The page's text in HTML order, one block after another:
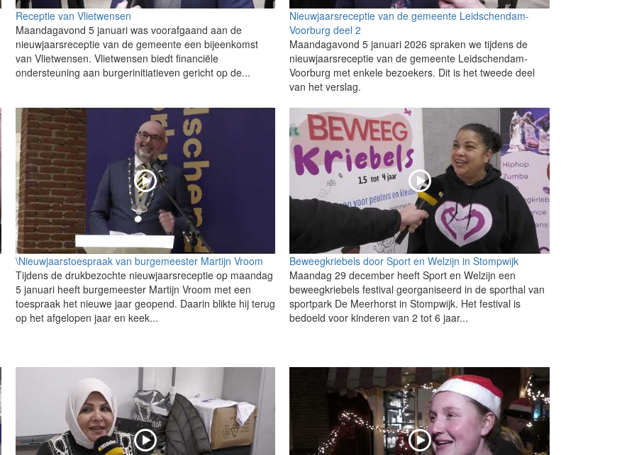
Receptie van Vlietwensen
Maandagavond 5 januari was voorafgaand aan de
nieuwjaarsreceptie van de gemeente een bijeenkomst
van Vlietwensen. Vlietwensen biedt financiële
ondersteuning aan burgerinitiatieven gericht op de...
Nieuwjaarsreceptie van de gemeente Leidschendam-
Voorburg deel 2
Maandagavond 5 januari 2026 spraken we tijdens de
nieuwjaarsreceptie van de gemeente Leidschendam-
Voorburg met enkele bezoekers. Dit is het tweede deel
van het verslag.
\Nieuwjaarstoespraak van burgemeester Martijn Vroom
Tijdens de drukbezochte nieuwjaarsreceptie op maandag
5 januari heeft burgemeester Martijn Vroom met een
toespraak het nieuwe jaar geopend. Daarin blikte hij terug
op het afgelopen jaar en keek...
Beweegkriebels door Sport en Welzijn in Stompwijk
Maandag 29 december heeft Sport en Welzijn een
beweegkriebels festival georganiseerd in de sporthal van
sportpark De Meerhorst in Stompwijk. Het festival is
bedoeld voor kinderen van 2 tot 6 jaar...